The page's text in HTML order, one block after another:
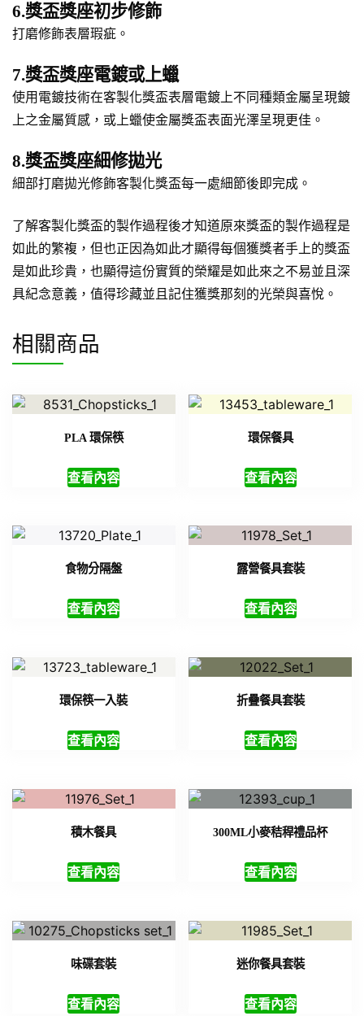
6.獎盃獎座初步修飾
打磨修飾表層瑕疵。
7.獎盃獎座電鍍或上蠟
使用電鍍技術在客製化獎盃表層電鍍上不同種類金屬呈現鍍
上之金屬質感，或上蠟使金屬獎盃表面光澤呈現更佳。
8.獎盃獎座細修拋光
細部打磨拋光修飾客製化獎盃每一處細節後即完成。
了解客製化獎盃的製作過程後才知道原來獎盃的製作過程是
如此的繁複，但也正因為如此才顯得每個獲獎者手上的獎盃
是如此珍貴，也顯得這份實質的榮耀是如此來之不易並且深
具紀念意義，值得珍藏並且記住獲獎那刻的光榮與喜悅。
相關商品
PLA 環保筷
查看內容
環保餐具
查看內容
食物分隔盤
查看內容
露營餐具套裝
查看內容
環保筷一入裝
查看內容
折疊餐具套裝
查看內容
積木餐具
查看內容
300ML小麥秸稈禮品杯
查看內容
味碟套裝
查看內容
迷你餐具套裝
查看內容